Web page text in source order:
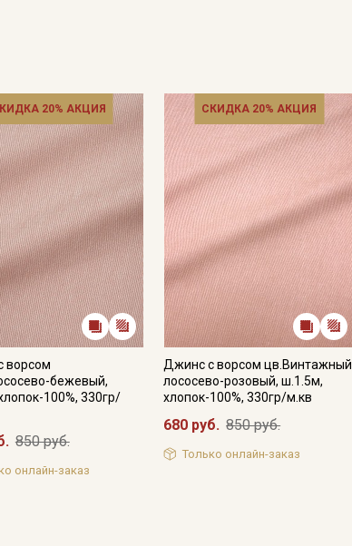
20% АКЦИЯ
ворсом
бежевый,
100%, 330гр/
850 руб.
онлайн-заказ
СКИДКА 20% АКЦИЯ
Джинс с ворсом цв.Винтажный
лососево-розовый, ш.1.5м,
хлопок-100%, 330гр/м.кв
680 руб. 850 руб.
Только онлайн-заказ